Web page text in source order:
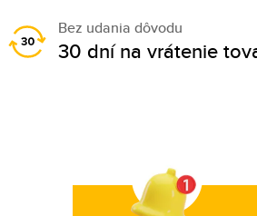
Bez udania dôvodu
30 dní na vrátenie